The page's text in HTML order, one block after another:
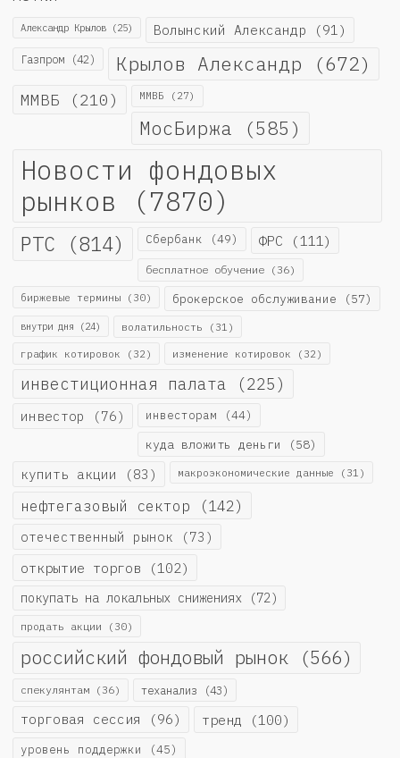
Александр Крылов (25) Волынский Александр (91)
Газпром (42) Крылов Александр (672)
ММВБ (210) ММВБ (27)
МосБиржа (585)
Новости фондовых
рынков (7870)
РТС (814) Сбербанк (49) ФРС (111)
бесплатное обучение (36)
биржевые термины (30) брокерское обслуживание (57)
внутри дня (24) волатильность (31)
график котировок (32) изменение котировок (32)
инвестиционная палата (225)
инвестор (76) инвесторам (44)
куда вложить деньги (58)
купить акции (83) макроэкономические данные (31)
нефтегазовый сектор (142)
отечественный рынок (73)
открытие торгов (102)
покупать на локальных снижениях (72)
продать акции (30)
российский фондовый рынок (566)
спекулянтам (36) теханализ (43)
торговая сессия (96) тренд (100)
уровень поддержки (45)